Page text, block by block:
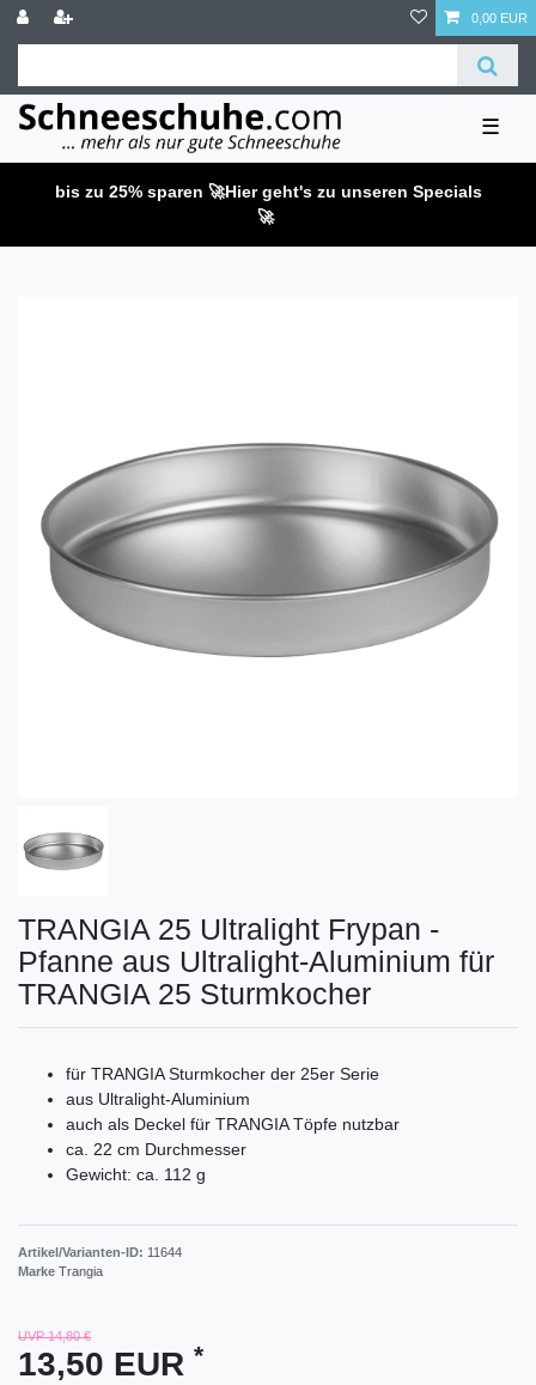
0,00 EUR
☰
bis zu 25% sparen 🚀Hier geht's zu unseren Specials
🚀
TRANGIA 25 Ultralight Frypan -
Pfanne aus Ultralight-Aluminium für
TRANGIA 25 Sturmkocher
für TRANGIA Sturmkocher der 25er Serie
aus Ultralight-Aluminium
auch als Deckel für TRANGIA Töpfe nutzbar
ca. 22 cm Durchmesser
Gewicht: ca. 112 g
Artikel/Varianten-ID: 11644
Marke Trangia
UVP 14,80 €
13,50 EUR *